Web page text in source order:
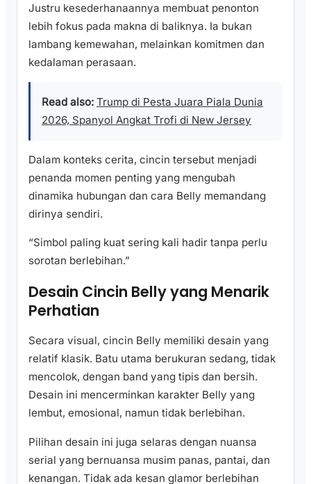
Justru kesederhanaannya membuat penonton
lebih fokus pada makna di baliknya. Ia bukan
lambang kemewahan, melainkan komitmen dan
kedalaman perasaan.
Read also: Trump di Pesta Juara Piala Dunia
2026, Spanyol Angkat Trofi di New Jersey
Dalam konteks cerita, cincin tersebut menjadi
penanda momen penting yang mengubah
dinamika hubungan dan cara Belly memandang
dirinya sendiri.
“Simbol paling kuat sering kali hadir tanpa perlu
sorotan berlebihan.”
Desain Cincin Belly yang Menarik
Perhatian
Secara visual, cincin Belly memiliki desain yang
relatif klasik. Batu utama berukuran sedang, tidak
mencolok, dengan band yang tipis dan bersih.
Desain ini mencerminkan karakter Belly yang
lembut, emosional, namun tidak berlebihan.
Pilihan desain ini juga selaras dengan nuansa
serial yang bernuansa musim panas, pantai, dan
kenangan. Tidak ada kesan glamor berlebihan